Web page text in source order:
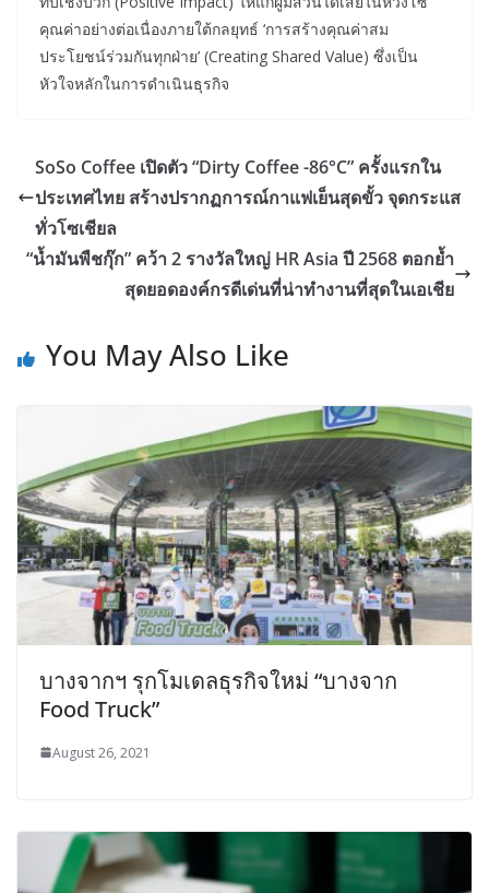
คุณค่าอย่างต่อเนื่องภายใต้กลยุทธ์ ‘การสร้างคุณค่าสม
ประโยชน์ร่วมกันทุกฝ่าย’ (Creating Shared Value) ซึ่งเป็น
หัวใจหลักในการดำเนินธุรกิจ
SoSo Coffee เปิดตัว “Dirty Coffee -86°C” ครั้งแรกใน
ประเทศไทย สร้างปรากฏการณ์กาแฟเย็นสุดขั้ว จุดกระแส
ทั่วโซเชียล
“น้ำมันพืชกุ๊ก” คว้า 2 รางวัลใหญ่ HR Asia ปี 2568 ตอกย้ำ
สุดยอดองค์กรดีเด่นที่น่าทำงานที่สุดในเอเชีย
You May Also Like
บางจากฯ รุกโมเดลธุรกิจใหม่ “บางจาก
Food Truck”
August 26, 2021